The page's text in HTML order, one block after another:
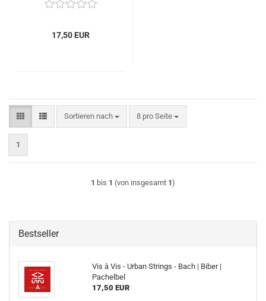
17,50 EUR
Sortieren nach
Sortieren nach 8 pro Seite
pro Seite
1
1 bis 1 (von insgesamt 1)
Bestseller
Vis à Vis - Urban Strings - Bach | Biber |
Pachelbel
17,50 EUR